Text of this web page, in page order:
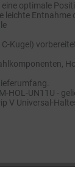
optimale
leichte Entnahme
Kugel)
HOL-UN11U -
V Universal-